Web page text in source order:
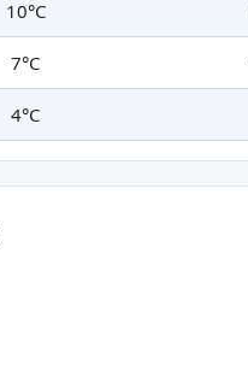
10°C
7°C
4°C